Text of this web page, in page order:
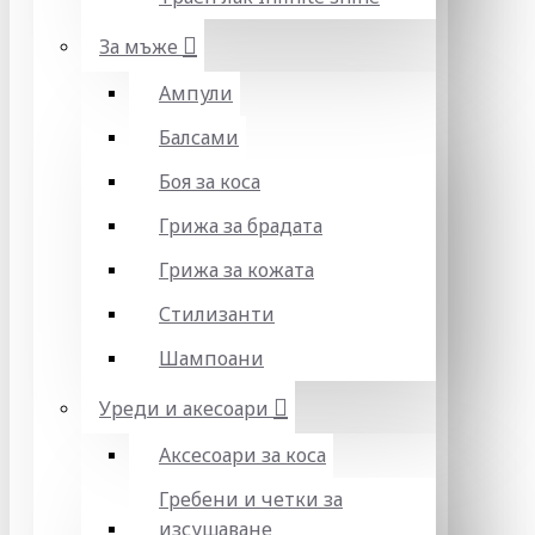
За мъже
Ампули
Балсами
Боя за коса
Грижа за брадата
Грижа за кожата
Стилизанти
Шампоани
Уреди и акесоари
Аксесоари за коса
Гребени и четки за
изсушаване